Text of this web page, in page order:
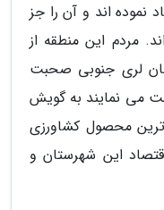
نموده اند و آن را جز
مردم این منطقه از
لری جنوبی صحبت
می نمایند به گویش
محصول کشاورزی
این شهرستان و